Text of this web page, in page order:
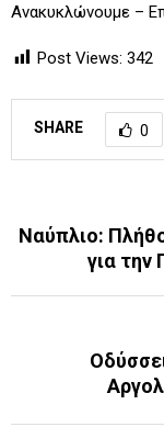
Ανακυκλώνουμε –
Post Views: 342
SHARE 0
Ναύπλιο:
για την